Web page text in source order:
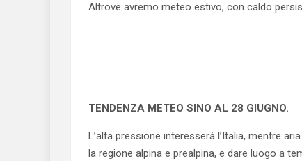
Altrove avremo meteo estivo, con caldo
TENDENZA METEO SINO AL 28 GIUGNO.
L’alta pressione interesserà l’Italia, mentre
la regione alpina e prealpina, e dare luogo a